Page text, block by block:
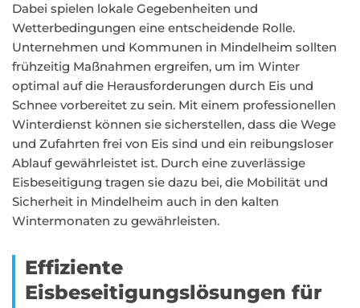
Dabei spielen lokale Gegebenheiten und
Wetterbedingungen eine entscheidende Rolle.
Unternehmen und Kommunen in Mindelheim sollten
frühzeitig Maßnahmen ergreifen, um im Winter
optimal auf die Herausforderungen durch Eis und
Schnee vorbereitet zu sein. Mit einem professionellen
Winterdienst können sie sicherstellen, dass die Wege
und Zufahrten frei von Eis sind und ein reibungsloser
Ablauf gewährleistet ist. Durch eine zuverlässige
Eisbeseitigung tragen sie dazu bei, die Mobilität und
Sicherheit in Mindelheim auch in den kalten
Wintermonaten zu gewährleisten.
Effiziente
Eisbeseitigungslösungen für